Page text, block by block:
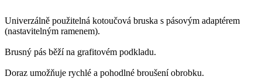
Univerzálně použitelná kotoučová bruska s pásovým adaptérem
(nastavitelným ramenem).
Brusný pás běží na grafitovém podkladu.
Doraz umožňuje rychlé a pohodlné broušení obrobku.